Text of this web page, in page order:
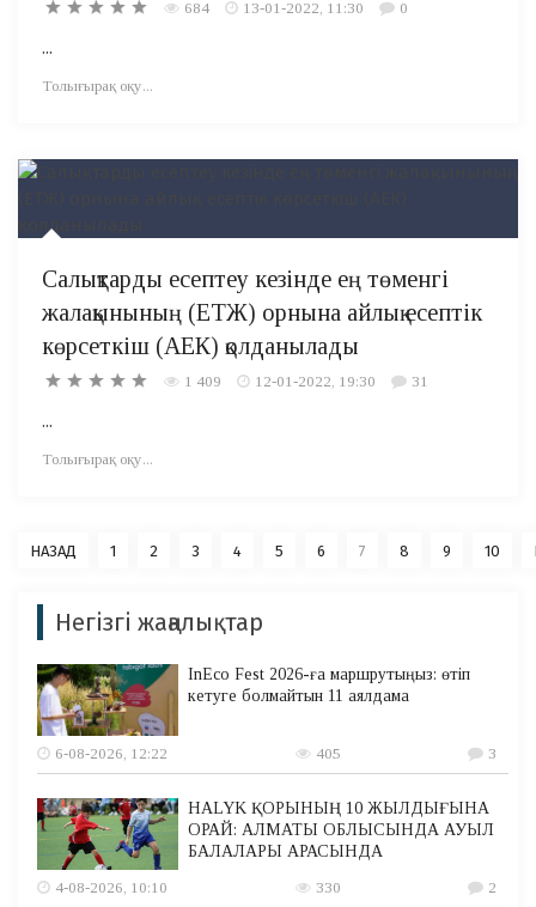
684 13-01-2022, 11:30 0
...
Толығырақ оқу...
Салықтарды есептеу кезінде ең төменгі
жалақынының (ЕТЖ) орнына айлық есептік
көрсеткіш (АЕК) қолданылады
1 409 12-01-2022, 19:30 31
...
Толығырақ оқу...
НАЗАД 1 2 3 4 5 6 7 8 9 10
Негізгі жаңалықтар
InEco Fest 2026-ға маршрутыңыз: өтіп
кетуге болмайтын 11 аялдама
6-08-2026, 12:22 405 3
HALYK ҚОРЫНЫҢ 10 ЖЫЛДЫҒЫНА
ОРАЙ: АЛМАТЫ ОБЛЫСЫНДА АУЫЛ
БАЛАЛАРЫ АРАСЫНДА
4-08-2026, 10:10
330 2